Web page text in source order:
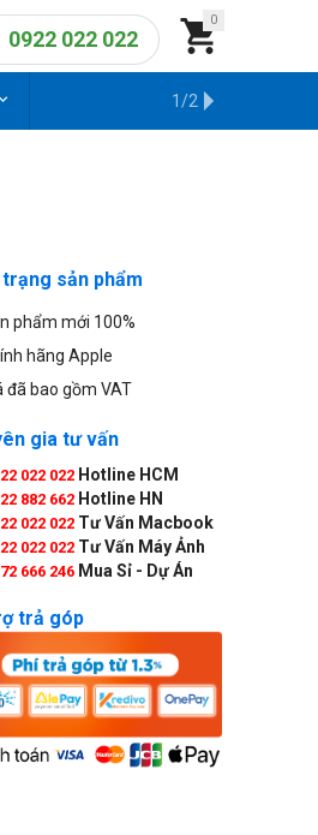
0

0922 022 022
 KHO HÀNG CŨ
1/2
sản phẩm
phẩm mới 100%
hãng Apple
đã bao gồm VAT
gia tư vấn
022 022 Hotline HCM
882 662 Hotline HN
022 022 Tư Vấn Macbook
022 022 Tư Vấn Máy Ảnh
666 246 Mua Sỉ - Dự Án
trả góp